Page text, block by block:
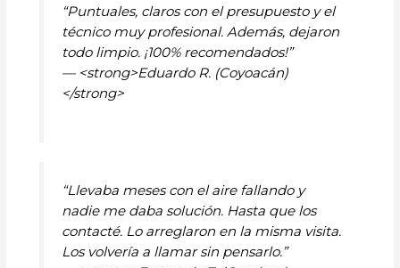
“Puntuales, claros con el presupuesto y el
técnico muy profesional. Además, dejaron
todo limpio. ¡100% recomendados!”
— <strong>Eduardo R. (Coyoacán)
</strong>
“Llevaba meses con el aire fallando y
nadie me daba solución. Hasta que los
contacté. Lo arreglaron en la misma visita.
Los volvería a llamar sin pensarlo.”